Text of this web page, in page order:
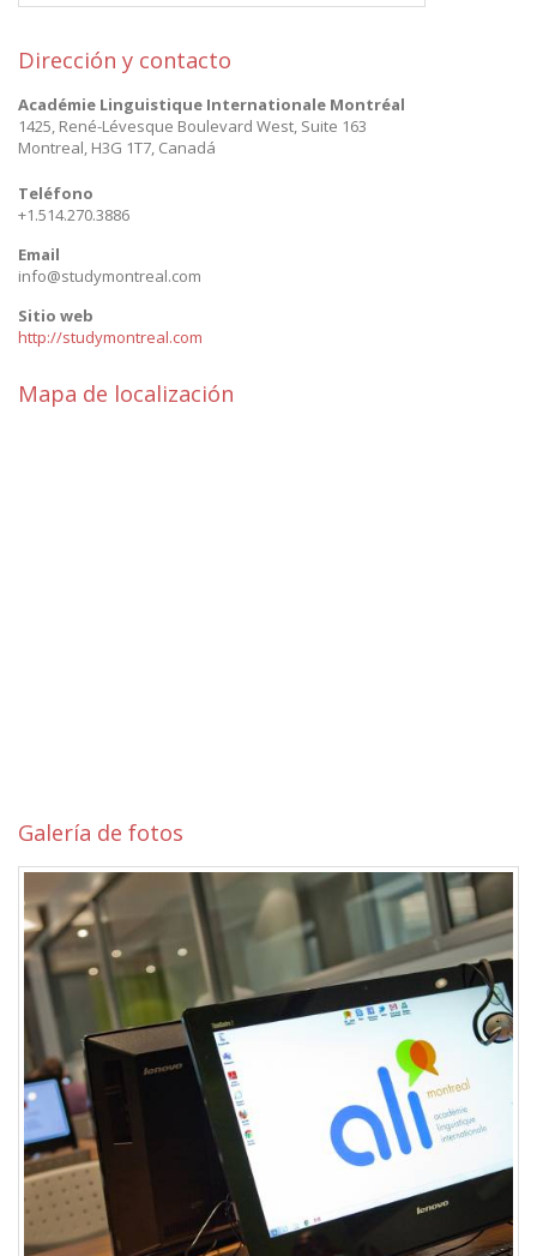
Dirección y contacto
Académie Linguistique Internationale Montréal
1425, René-Lévesque Boulevard West, Suite 163
Montreal, H3G 1T7, Canadá
Teléfono
+1.514.270.3886
Email
info@studymontreal.com
Sitio web
http://studymontreal.com
Mapa de localización
Galería de fotos